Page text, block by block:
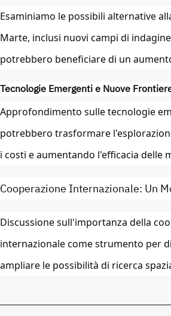
Esaminiamo le possibili alternative
Marte, inclusi nuovi campi di
potrebbero beneficiare di un
Tecnologie Emergenti e Nuove
Approfondimento sulle tecnologie
potrebbero trasformare
i costi e aumentando l'efficacia delle
Cooperazione Internazionale: Un
Discussione sull'importanza della
internazionale come strumento per
ampliare le possibilità di ricerca